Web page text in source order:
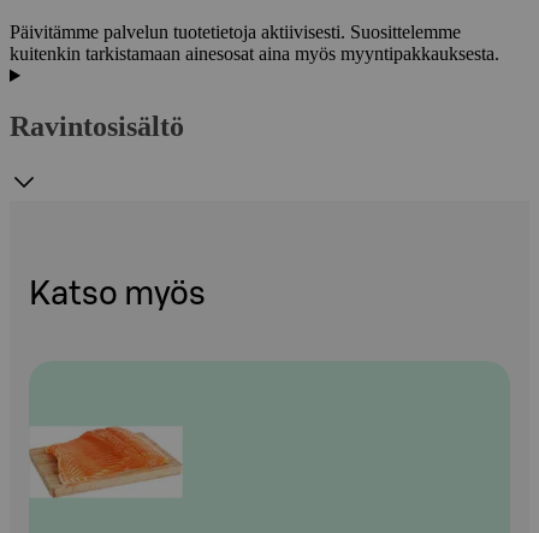
Päivitämme palvelun tuotetietoja aktiivisesti. Suosittelemme
kuitenkin tarkistamaan ainesosat aina myös myyntipakkauksesta.
Ravintosisältö
Katso myös